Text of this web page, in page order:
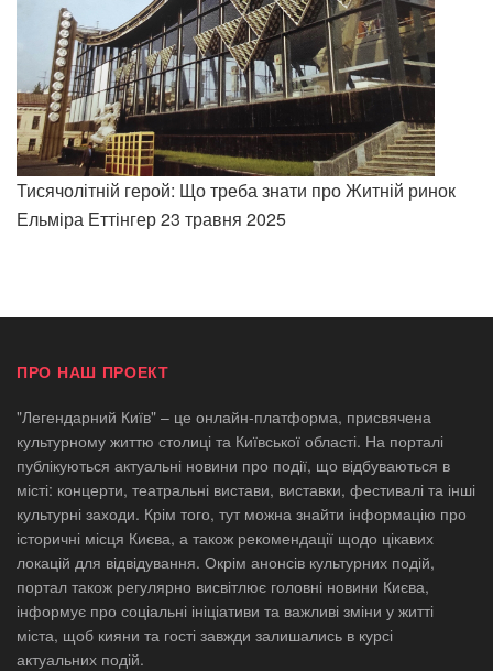
Тисячолітній герой: Що треба знати про Житній ринок
Ельміра Еттінгер23 травня 2025
ПРО НАШ ПРОЕКТ
"Легендарний Київ" – це онлайн-платформа, присвячена
культурному життю столиці та Київської області. На порталі
публікуються актуальні новини про події, що відбуваються в
місті: концерти, театральні вистави, виставки, фестивалі та інші
культурні заходи. Крім того, тут можна знайти інформацію про
історичні місця Києва, а також рекомендації щодо цікавих
локацій для відвідування. Окрім анонсів культурних подій,
портал також регулярно висвітлює головні новини Києва,
інформує про соціальні ініціативи та важливі зміни у житті
міста, щоб кияни та гості завжди залишались в курсі
актуальних подій.